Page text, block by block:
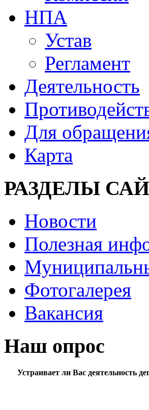
НПА
Устав
Регламент
Деятельность
Для
Карта
РАЗДЕЛЫ
Новости
Полезная
Фотогалерея
Вакансия
Наш опрос
Устраивает ли Вас деятельность